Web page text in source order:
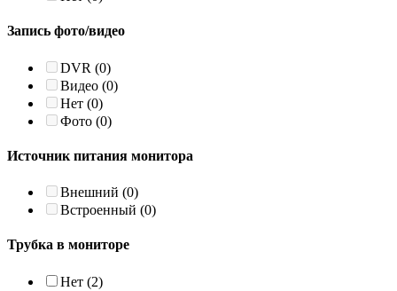
Запись фото/видео
DVR (0)
Видео (0)
Нет (0)
Фото (0)
Источник питания монитора
Внешний (0)
Встроенный (0)
Трубка в мониторе
Нет (2)